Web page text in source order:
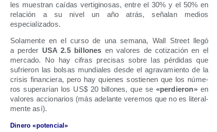
les mues­tran caí­das ver­ti­gi­no­sas, entre el 30% y el 50% en
rela­ción a su nivel un año atrás, seña­lan medios
especializados.
Sola­men­te en el cur­so de una sema­na, Wall Street lle­gó
a per­der USA 2.5 billo­nes en valo­res de coti­za­ción en el
mer­ca­do. No hay cifras pre­ci­sas sobre las pér­di­das que
sufrie­ron las bol­sas mun­dia­les des­de el agra­va­mien­to de la
cri­sis finan­cie­ra, pero hay quie­nes sos­tie­nen que los núme­
ros supe­ra­rían los US$ 20 billo­nes, que se«per­die­ron»en
valo­res accio­na­rios (más ade­lan­te vere­mos que no es lite­ral­
men­te así).
Dine­ro «poten­cial»